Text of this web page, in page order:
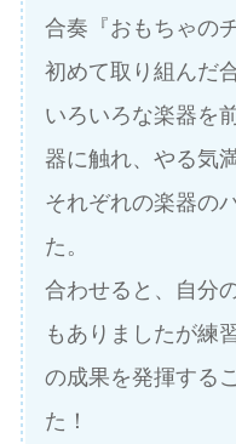
合奏『おもちゃの
初めて取り組んだ
いろいろな楽器を
器に触れ、やる気
それぞれの楽器の
た。
合わせると、自分
もありましたが練
の成果を発揮する
た！